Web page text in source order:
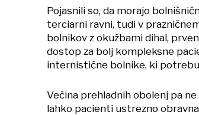
Pojasnili so, da morajo
terciarni ravni, tudi v
bolnikov z okužbami dihal,
dostop za bolj kompleksne
internistične bolnike, ki
Večina prehladnih obolenj pa
lahko pacienti ustrezno